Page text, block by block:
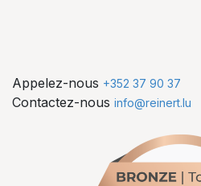
Appelez-nous +352 37 90 37
Contactez-nous info@reinert.lu